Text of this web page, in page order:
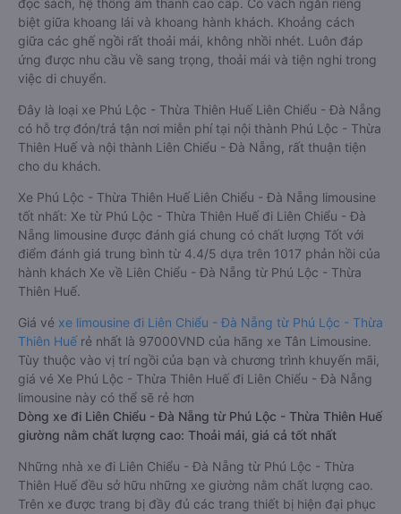
đọc sách, hệ thống âm thanh cao cấp. Có vách ngăn riêng
biệt giữa khoang lái và khoang hành khách. Khoảng cách
giữa các ghế ngồi rất thoải mái, không nhồi nhét. Luôn đáp
ứng được nhu cầu về sang trọng, thoải mái và tiện nghi trong
việc di chuyển.
Đây là loại xe Phú Lộc - Thừa Thiên Huế Liên Chiểu - Đà Nẵng
có hỗ trợ đón/trả tận nơi miễn phí tại nội thành Phú Lộc - Thừa
Thiên Huế và nội thành Liên Chiểu - Đà Nẵng, rất thuận tiện
cho du khách.
Xe Phú Lộc - Thừa Thiên Huế Liên Chiểu - Đà Nẵng limousine
tốt nhất: Xe từ Phú Lộc - Thừa Thiên Huế đi Liên Chiểu - Đà
Nẵng limousine được đánh giá chung có chất lượng Tốt với
điểm đánh giá trung bình từ 4.4/5 dựa trên 1017 phản hồi của
hành khách Xe về Liên Chiểu - Đà Nẵng từ Phú Lộc - Thừa
Thiên Huế.
Giá vé xe limousine đi Liên Chiểu - Đà Nẵng từ Phú Lộc - Thừa
Thiên Huế rẻ nhất là 97000VND của hãng xe Tân Limousine.
Tùy thuộc vào vị trí ngồi của bạn và chương trình khuyến mãi,
giá vé Xe Phú Lộc - Thừa Thiên Huế đi Liên Chiểu - Đà Nẵng
limousine này có thể sẽ rẻ hơn
Dòng xe đi Liên Chiểu - Đà Nẵng từ Phú Lộc - Thừa Thiên Huế
giường nằm chất lượng cao: Thoải mái, giá cả tốt nhất
Những nhà xe đi Liên Chiểu - Đà Nẵng từ Phú Lộc - Thừa
Thiên Huế đều sở hữu những xe giường nằm chất lượng cao.
Trên xe được trang bị đầy đủ các trang thiết bị hiện đại phục